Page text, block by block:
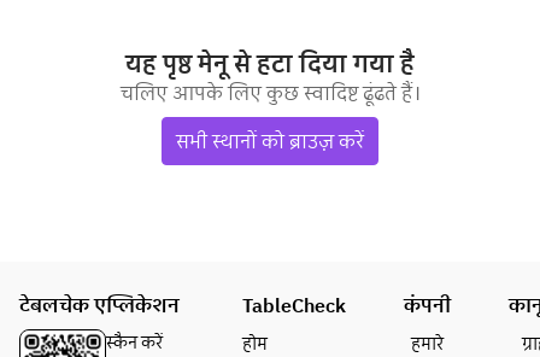
यह पृष्ठ मेनू से हटा दिया गया है
चलिए आपके लिए कुछ स्वादिष्ट ढूंढते हैं।
सभी स्थानों को ब्राउज़ करें
टेबलचेक एप्लिकेशन
स्कैन करें
TableCheck
होम
कंपनी
हमारे